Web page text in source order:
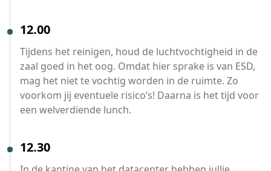
12.00
Tijdens het reinigen, houd de luchtvochtigheid in de
zaal goed in het oog. Omdat hier sprake is van ESD,
mag het niet te vochtig worden in de ruimte. Zo
voorkom jij eventuele risico’s! Daarna is het tijd voor
een welverdiende lunch.
12.30